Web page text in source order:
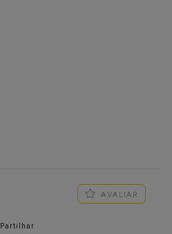
AVALIAR
Partilhar